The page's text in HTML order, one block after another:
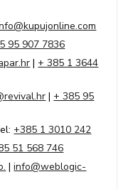
95 907 7836
|+ 385 1 3644
|+ 385 95
+385 1 3010 242
51 568 746
|info@weblogic-